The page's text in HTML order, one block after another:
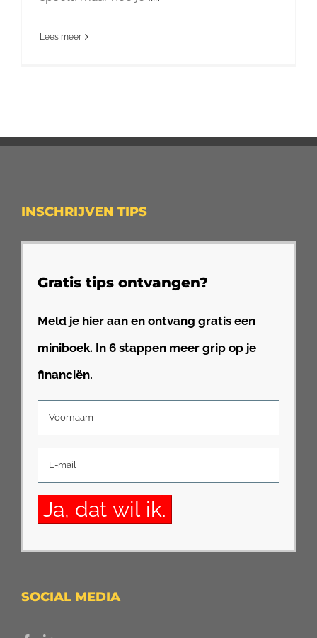
Lees meer
INSCHRIJVEN TIPS
Gratis tips ontvangen?
Meld je hier aan en ontvang gratis een
miniboek. In 6 stappen meer grip op je
financiën.
SOCIAL MEDIA